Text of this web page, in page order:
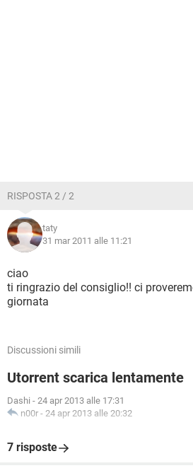
RISPOSTA 2 / 2
taty
31 mar 2011 alle 11:21
ciao
ti ringrazio del consiglio!! ci
giornata
Discussioni simili
Utorrent scarica lentamente
Dashi - 24 apr 2013 alle 17:31
n00r - 24 apr 2013 alle 20:32
7 risposte